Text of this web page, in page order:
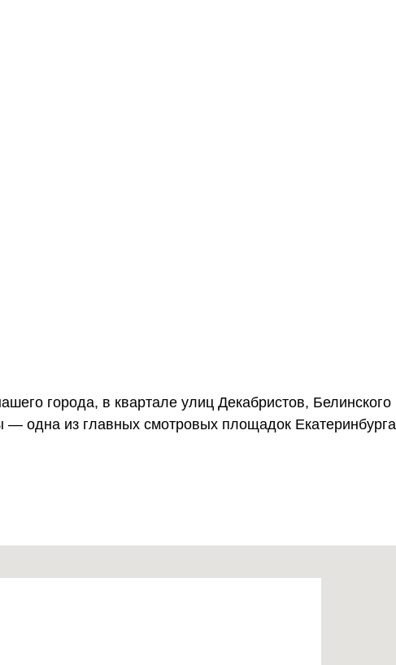
города, в квартале улиц Декабристов, Белинского
одна из главных смотровых площадок Екатеринбурга